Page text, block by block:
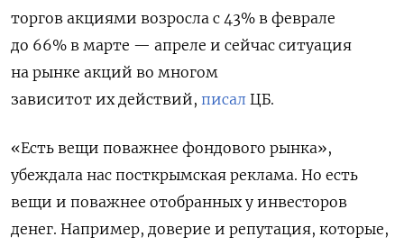
торгов акциями возросла с 43% в феврале
до 66% в марте — апреле и сейчас ситуация
на рынке акций во многом
зависитот их действий, писал ЦБ.
«Есть вещи поважнее фондового рынка»,
убеждала нас посткрымская реклама. Но есть
вещи и поважнее отобранных у инвесторов
денег. Например, доверие и репутация, которые,